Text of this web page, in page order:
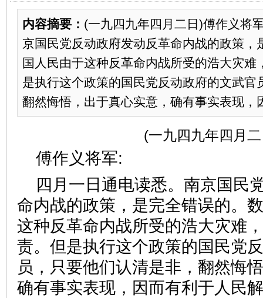
内容摘要： (一九四九年四月二日)傅作义将
京国民党反动政府发动反革命内战的政策，
国人民由于这种反革命内战所受的浩大灾难
是执行这个政策的国民党反动政府的文武官
翻然悔悟，出于真心实意，确有事实表现，
(一九四九年四月
傅作义将军:
四月一日通电读悉。南京国民
命内战的政策，是完全错误的。
这种反革命内战所受的浩大灾难
责。但是执行这个政策的国民党
员，只要他们认清是非，翻然悔
确有事实表现，因而有利于人民